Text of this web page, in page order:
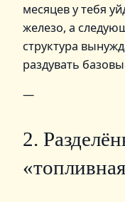
месяцев у тебя
железо, а
структура
раздувать
—
2.